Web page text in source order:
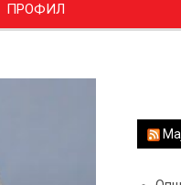
ПРОФИЛ